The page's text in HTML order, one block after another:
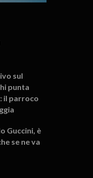
sul
punta
il parroco
Guccini, è
se ne va